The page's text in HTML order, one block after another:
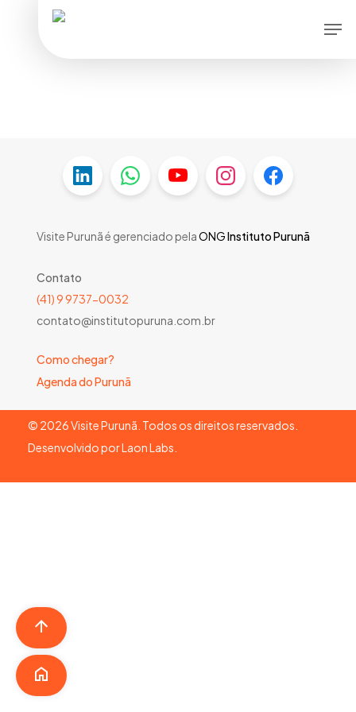
Visite Purunã é gerenciado pelaONGInstituto Purunã
Contato
(41) 9 9737-0032
contato@institutopuruna.com.br
Como chegar?
Agenda do Purunã
© 2026Visite Purunã. Todos os direitos reservados.
Desenvolvido porLaon Labs